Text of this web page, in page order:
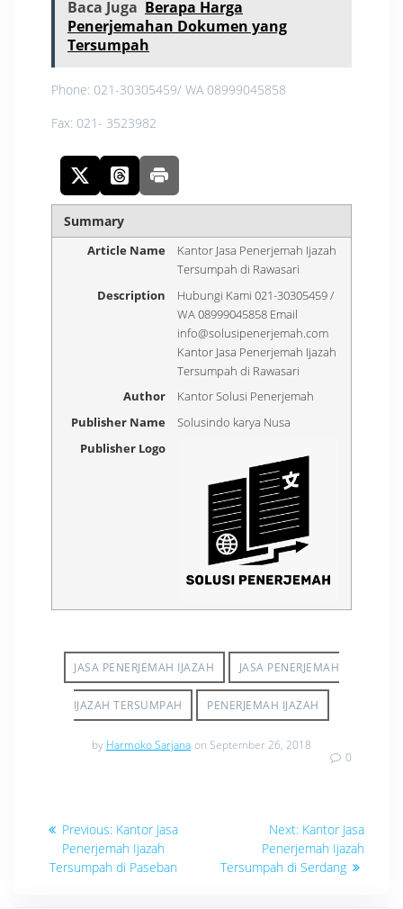
Baca Juga Berapa Harga
Penerjemahan Dokumen yang
Tersumpah
Phone: 021-30305459/ WA 08999045858
Fax: 021- 3523982
Summary
Article Name
Kantor Jasa Penerjemah Ijazah
Tersumpah di Rawasari
Description
Hubungi Kami 021-30305459 /
WA 08999045858 Email
info@solusipenerjemah.com
Kantor Jasa Penerjemah Ijazah
Tersumpah di Rawasari
Author
Kantor Solusi Penerjemah
Publisher Name
Solusindo karya Nusa
Publisher Logo
JASA PENERJEMAH IJAZAH JASA PENERJEMAH
IJAZAH TERSUMPAH PENERJEMAH IJAZAH
by Harmoko Sarjana on September 26, 2018
0
Navigasi
pos
Previous: Previous
post:
Kantor Jasa
Penerjemah Ijazah
Tersumpah di Paseban
Next: Next
post:
Kantor Jasa
Penerjemah Ijazah
Tersumpah di Serdang